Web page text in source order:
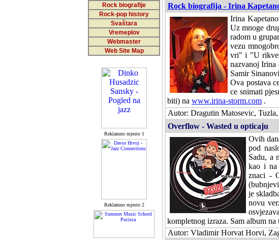
Rock biografije
Rock-pop history
Svaštara
Vremeplov
Webmaster
Web Site Map
Reklamno mjesto 1
Reklamno mjesto 2
Rock biografija - Irina
Irina
Uz mnoge
radom u
vezu
vri" i "U
nazvanoj
Samir
Ova postava
ce snimati
biti) na www.irina-storm.com .
Autor: Dragutin Matosevic,
Overflow - Wasted u opticaju
Ovih
pod
Sadu, a
kao i na
znaci -
je
novu
kompletnog izraza. Sam album
Autor: Vladimir Horvat Horvi,